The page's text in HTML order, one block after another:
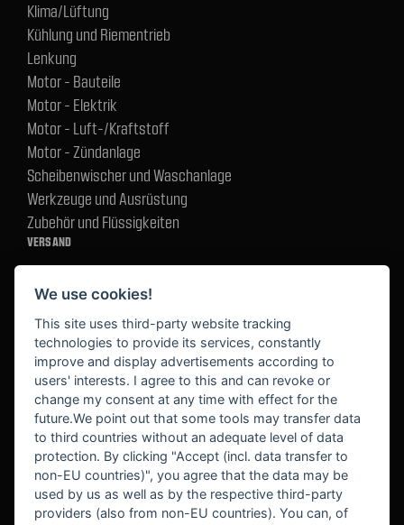
Klima/Lüftung
Kühlung und Riementrieb
Lenkung
Motor - Bauteile
Motor - Elektrik
Motor - Luft-/Kraftstoff
Motor - Zündanlage
Scheibenwischer und Waschanlage
Werkzeuge und Ausrüstung
Zubehör und Flüssigkeiten
VERSAND
BEKANNT AUS
We use cookies!
This site uses third-party website tracking
technologies to provide its services, constantly
improve and display advertisements according to
users' interests. I agree to this and can revoke or
change my consent at any time with effect for the
future.We point out that some tools may transfer data
to third countries without an adequate level of data
protection. By clicking "Accept (incl. data transfer to
non-EU countries)", you agree that the data may be
used by us as well as by the respective third-party
providers (also from non-EU countries). You can, of